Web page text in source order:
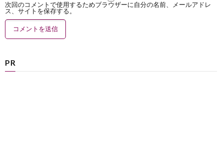
次回のコメントで使用するためブラウザーに自分の名前、メールアドレ
ス、サイトを保存する。
PR